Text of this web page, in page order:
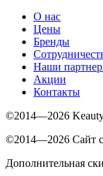
О нас
Цены
Бренды
Наши
Акции
Контакты
©2014—2026
©2014—2026 Сайт
Дополнительная